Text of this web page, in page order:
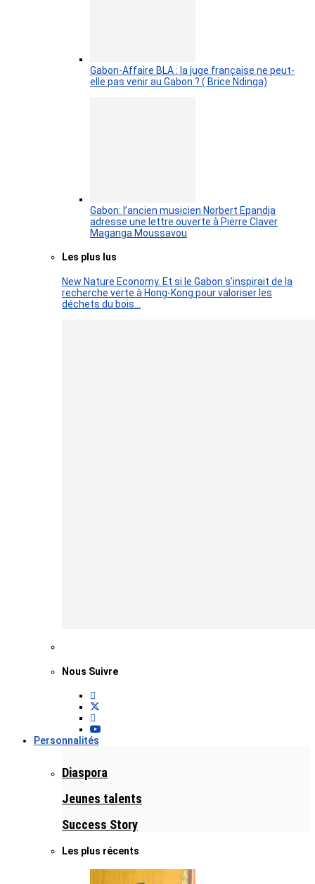
Gabon-Affaire BLA : la juge française ne peut-
elle pas venir au Gabon ? ( Brice Ndinga)
Gabon: l’ancien musicien Norbert Epandja
adresse une lettre ouverte à Pierre Claver
Maganga Moussavou
Les plus lus
New Nature Economy. Et si le Gabon s’inspirait de la
recherche verte à Hong-Kong pour valoriser les
déchets du bois…
Nous Suivre
Personnalités
Diaspora
Jeunes talents
Success Story
Les plus récents